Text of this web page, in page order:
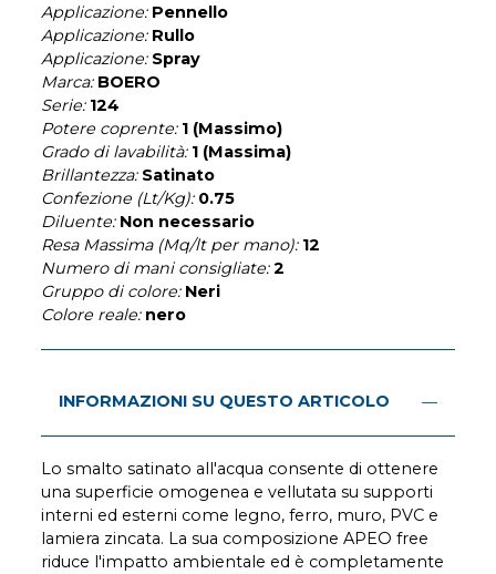
Applicazione: Pennello
Applicazione: Rullo
Applicazione: Spray
Marca: BOERO
Serie: 124
Potere coprente: 1 (Massimo)
Grado di lavabilità: 1 (Massima)
Brillantezza: Satinato
Confezione (Lt/Kg): 0.75
Diluente: Non necessario
Resa Massima (Mq/lt per mano): 12
Numero di mani consigliate: 2
Gruppo di colore: Neri
Colore reale: nero
INFORMAZIONI SU QUESTO ARTICOLO
Lo smalto satinato all'acqua consente di ottenere
una superficie omogenea e vellutata su supporti
interni ed esterni come legno, ferro, muro, PVC e
lamiera zincata. La sua composizione APEO free
riduce l'impatto ambientale ed è completamente